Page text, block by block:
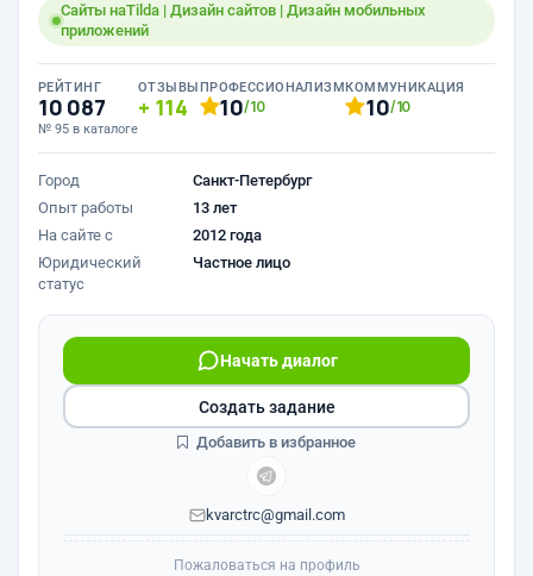
Сайты наTilda | Дизайн сайтов | Дизайн мобильных
приложений
РЕЙТИНГ
10 087
№ 95 в каталоге
ОТЗЫВЫ
114
ПРОФЕССИОНАЛИЗМ
10/10
КОММУНИКАЦИЯ
10/10
Город
Санкт-Петербург
Опыт работы
13 лет
На сайте с
2012 года
Юридический
статус
Частное лицо
Начать диалог
kvarctrc@gmail.com
Создать задание
Добавить в избранное
Пожаловаться на профиль